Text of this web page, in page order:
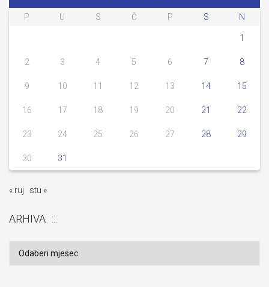
P U S Č P S N
1
2 3 4 5 6 7 8
9 10 11 12 13 14 15
16 17 18 19 20 21 22
23 24 25 26 27 28 29
30 31
« ruj stu »
ARHIVA